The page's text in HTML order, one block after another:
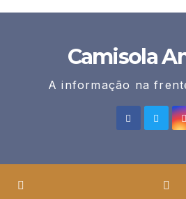
Camisola
A informação na